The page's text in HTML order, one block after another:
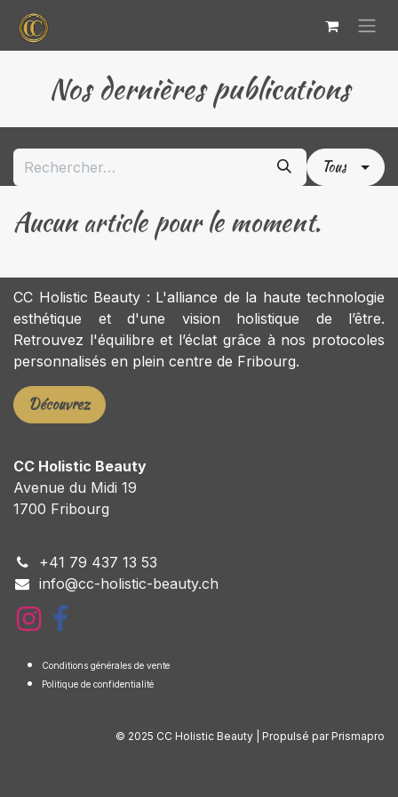
Se rendre au contenu
Nos dernières publications
Tous
Aucun article pour le moment.
CC Holistic Beauty : L'alliance de la haute technologie
esthétique et d'une vision holistique de l’être.
Retrouvez l'équilibre et l’éclat grâce à nos protocoles
personnalisés en plein centre de Fribourg.
Découvrez
+41 79 437 13 53
info@cc-holistic-beauty.ch
© 2025 CC Holistic Beauty | Propulsé par Prismapro
Conditions générales de vente
Politique de confidentialité
CC Holistic Beauty
Avenue du Midi 19
1700 Fribourg